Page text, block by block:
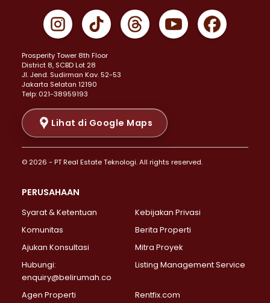
Properti Dijual di Gambir >
Properti Dijual di Johar Baru >
Properti Dijual di Menteng >
Properti Dijual di Senen >
Properti Dijual di Tanah Abang >
Properti Dijual di Cikini >
Properti Dijual di Kramat >
Properti Dijual di Pasar Baru >
Properti Dijual di Bendungan Hilir >
Properti Dijual di Jakarta Selatan >
Properti Dijual di Lebak Bulus >
Properti Dijual di Gandaria Selatan >
Properti Dijual di Pondok Labu >
Properti Dijual di Lenteng Agung >
Properti Dijual di Senayan >
Properti Dijual di Pondok Pinang >
Prosperity Tower 8th Floor
District 8, SCBD Lot 28
JI. Jend. Sudirman Kav. 52-53
Jakarta Selatan 12190
Telp: 021-38959193
Lihat di Google Maps
© 2026 - PT Real Estate Teknologi. All rights reserved.
PERUSAHAAN
Syarat & Ketentuan
Kebijakan Privasi
Komunitas
Berita Properti
Ajukan Konsultasi
Mitra Proyek
Hubungi:
enquiry@belirumah.co
Listing Management Service
Agen Properti Rentfix.com